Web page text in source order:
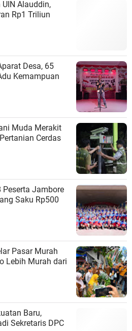
Alauddin,
Rp1 Triliun
Desa, 65
Kemampuan
Muda Merakit
Cerdas
Peserta Jambore
Saku Rp500
Pasar Murah
Lebih Murah dari
Baru,
Sekretaris DPC